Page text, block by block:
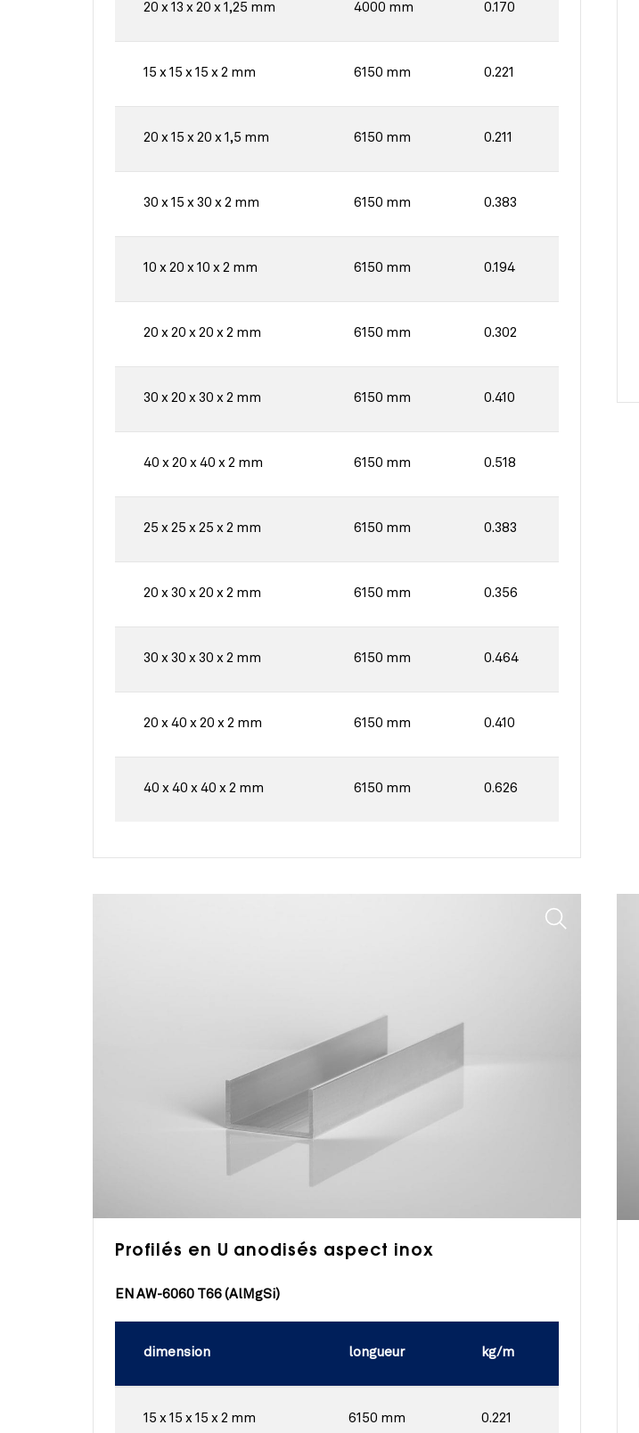
20 x 13 x 20 x 1,25 mm 4000 mm 0.170
15 x 15 x 15 x 2 mm 6150 mm 0.221
20 x 15 x 20 x 1,5 mm 6150 mm 0.211
30 x 15 x 30 x 2 mm 6150 mm 0.383
10 x 20 x 10 x 2 mm 6150 mm 0.194
20 x 20 x 20 x 2 mm 6150 mm 0.302
30 x 20 x 30 x 2 mm 6150 mm 0.410
40 x 20 x 40 x 2 mm 6150 mm 0.518
25 x 25 x 25 x 2 mm 6150 mm 0.383
20 x 30 x 20 x 2 mm 6150 mm 0.356
30 x 30 x 30 x 2 mm 6150 mm 0.464
20 x 40 x 20 x 2 mm 6150 mm 0.410
40 x 40 x 40 x 2 mm 6150 mm 0.626
Profilés en U anodisés aspect inox
EN AW-6060 T66 (AlMgSi)
dimension longueur kg/m
15 x 15 x 15 x 2 mm 6150 mm 0.221